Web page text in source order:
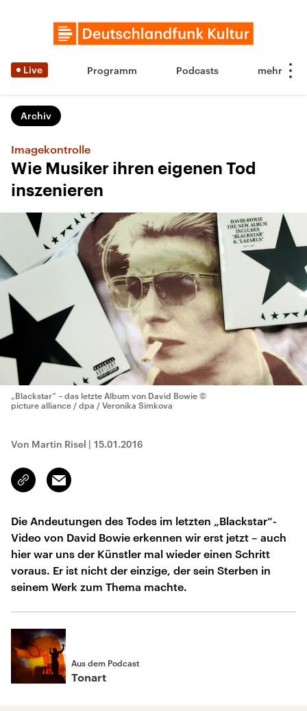
Live Programm Podcasts
Archiv
Imagekontrolle
Wie Musiker ihren eigenen Tod
inszenieren
„Blackstar“ – das letzte Album von David Bowie ©
picture alliance / dpa / Veronika Simkova
Von Martin Risel | 15.01.2016
Link
kopieren/teilen
Email
Die Andeutungen des Todes im letzten „Blackstar“-
Video von David Bowie erkennen wir erst jetzt – auch
hier war uns der Künstler mal wieder einen Schritt
voraus. Er ist nicht der einzige, der sein Sterben in
seinem Werk zum Thema machte.
Aus dem Podcast
Tonart